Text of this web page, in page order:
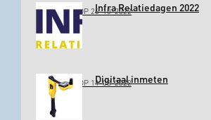
GEPLAATST OP 26-10-2022Infra Relatiedagen 2022
GEPLAATST OP 11-03-2022Digitaal inmeten